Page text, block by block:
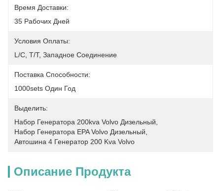
Время Доставки:
35 Рабочих Дней
Условия Оплаты:
L/C, T/T, Западное Соединение
Поставка Способности:
1000sets Один Год
Выделить:
Набор Генератора 200kva Volvo Дизельный
Набор Генератора EPA Volvo Дизельный
Автошина 4 Генератор 200 Kva Volvo
Описание Продукта